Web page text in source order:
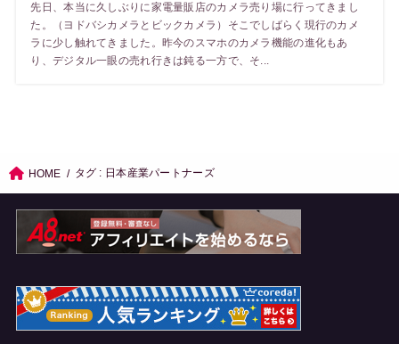
先日、本当に久しぶりに家電量販店のカメラ売り場に行ってきまし
た。（ヨドバシカメラとビックカメラ）そこでしばらく現行のカメ
ラに少し触れてきました。昨今のスマホのカメラ機能の進化もあ
り、デジタル一眼の売れ行きは鈍る一方で、そ...
HOME タグ : 日本産業パートナーズ